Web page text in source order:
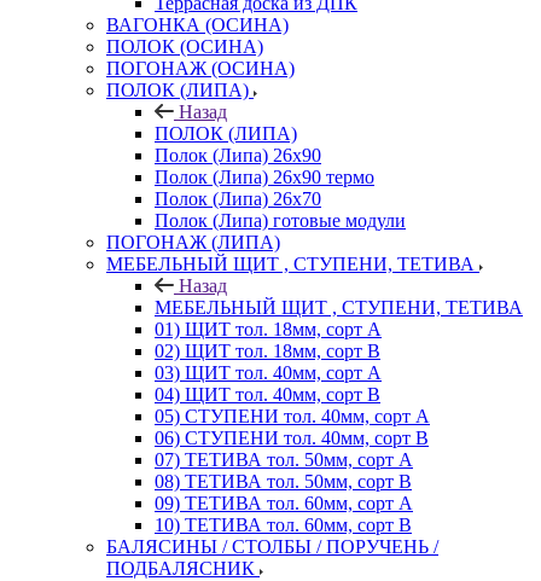
ВАГОНКА (ОСИНА)
ПОЛОК (ОСИНА)
ПОГОНАЖ (ОСИНА)
ПОЛОК (ЛИПА)
Назад
ПОЛОК (ЛИПА)
Полок (Липа) 26х90
Полок (Липа) 26х90 термо
Полок (Липа) 26х70
Полок (Липа) готовые модули
ПОГОНАЖ (ЛИПА)
МЕБЕЛЬНЫЙ ЩИТ , СТУПЕНИ, ТЕТИВА
Назад
МЕБЕЛЬНЫЙ ЩИТ , СТУПЕНИ, ТЕТИВА
01) ЩИТ тол. 18мм, сорт А
02) ЩИТ тол. 18мм, сорт В
03) ЩИТ тол. 40мм, сорт А
04) ЩИТ тол. 40мм, сорт В
05) СТУПЕНИ тол. 40мм, сорт А
06) СТУПЕНИ тол. 40мм, сорт В
07) ТЕТИВА тол. 50мм, сорт А
08) ТЕТИВА тол. 50мм, сорт В
09) ТЕТИВА тол. 60мм, сорт А
10) ТЕТИВА тол. 60мм, сорт В
БАЛЯСИНЫ / СТОЛБЫ / ПОРУЧЕНЬ /
ПОДБАЛЯСНИК